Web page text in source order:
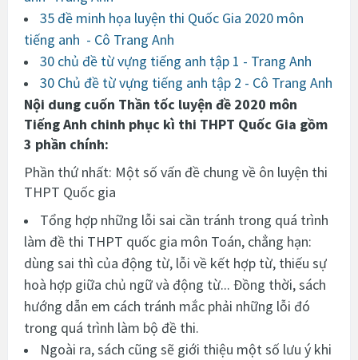
35 đề minh họa luyện thi Quốc Gia 2020 môn
tiếng anh - Cô Trang Anh
30 chủ đề từ vựng tiếng anh tập 1 - Trang Anh
30 Chủ đề từ vựng tiếng anh tập 2 - Cô Trang Anh
Nội dung cuốn Thần tốc luyện đề 2020 môn
Tiếng Anh chinh phục kì thi THPT Quốc Gia gồm
3 phần chính:
Phần thứ nhất: Một số vấn đề chung về ôn luyện thi
THPT Quốc gia
Tổng hợp những lỗi sai cần tránh trong quá trình
làm đề thi THPT quốc gia môn Toán, chẳng hạn:
dùng sai thì của động từ, lỗi về kết hợp từ, thiếu sự
hoà hợp giữa chủ ngữ và động từ... Đồng thời, sách
hướng dẫn em cách tránh mắc phải những lỗi đó
trong quá trình làm bộ đề thi.
Ngoài ra, sách cũng sẽ giới thiệu một số lưu ý khi